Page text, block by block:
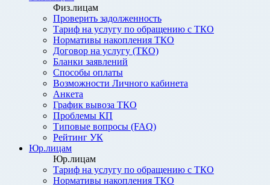
Физ.лицам
Проверить задолженность
Тариф на услугу по обращению с ТКО
Нормативы накопления ТКО
Договор на услугу (ТКО)
Бланки заявлений
Способы оплаты
Возможности Личного кабинета
Анкета
График вывоза ТКО
Проблемы КП
Типовые вопросы (FAQ)
Рейтинг УК
Юр.лицам
Юр.лицам
Тариф на услугу по обращению с ТКО
Нормативы накопления ТКО